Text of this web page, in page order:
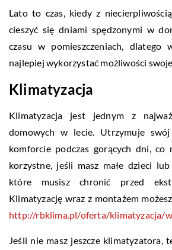
Lato to czas, kiedy z
cieszyć się dniami spędzonymi w
czasu w pomieszczeniach, dlatego
najlepiej wykorzystać możliwości
Klimatyzacja
Klimatyzacja jest jednym z
domowych w lecie. Utrzymuje
komforcie podczas gorących dni, co
korzystne, jeśli masz małe dzieci
które musisz chronić przed
Klimatyzację wraz z montażem
http://rbklima.pl/oferta/klimatyzacja/
Jeśli nie masz jeszcze klimatyzatora,